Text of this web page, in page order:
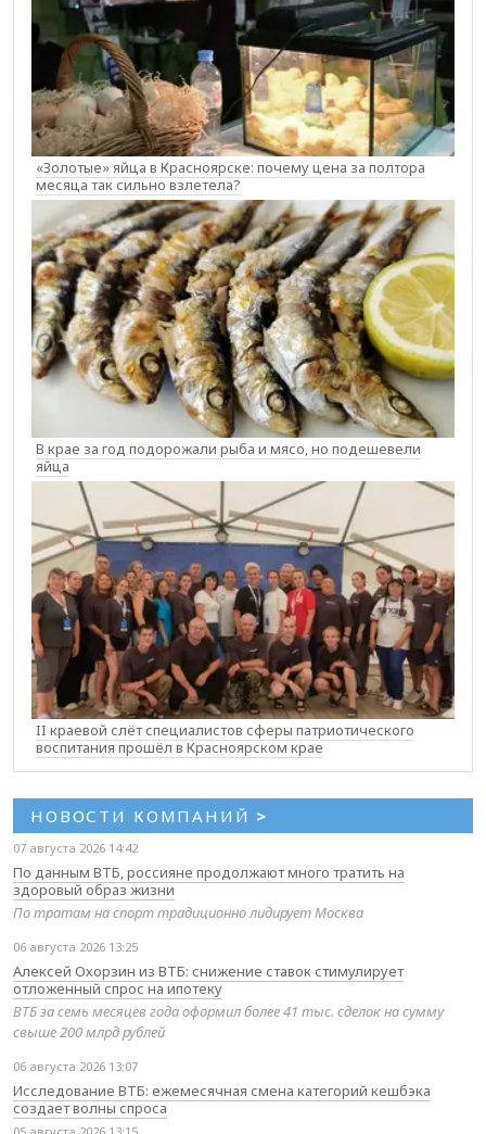
«Золотые» яйца в Красноярске: почему цена за полтора
месяца так сильно взлетела?
В крае за год подорожали рыба и мясо, но подешевели
яйца
II краевой слёт специалистов сферы патриотического
воспитания прошёл в Красноярском крае
НОВОСТИ КОМПАНИЙ >
07 августа 2026 14:42
По данным ВТБ, россияне продолжают много тратить на
здоровый образ жизни
По тратам на спорт традиционно лидирует Москва
06 августа 2026 13:25
Алексей Охорзин из ВТБ: снижение ставок стимулирует
отложенный спрос на ипотеку
ВТБ за семь месяцев года оформил более 41 тыс. сделок на сумму
свыше 200 млрд рублей
06 августа 2026 13:07
Исследование ВТБ: ежемесячная смена категорий кешбэка
создает волны спроса